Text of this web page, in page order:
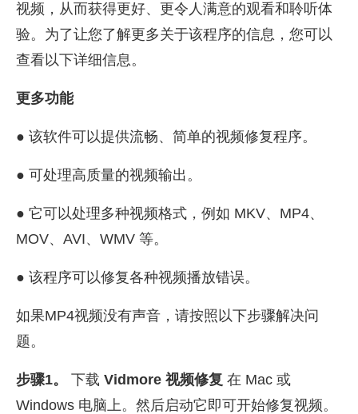
视频，从而获得更好、更令人满意的观看和聆听体
验。为了让您了解更多关于该程序的信息，您可以
查看以下详细信息。
更多功能
● 该软件可以提供流畅、简单的视频修复程序。
● 可处理高质量的视频输出。
● 它可以处理多种视频格式，例如 MKV、MP4、
MOV、AVI、WMV 等。
● 该程序可以修复各种视频播放错误。
如果MP4视频没有声音，请按照以下步骤解决问
题。
步骤1。 下载 Vidmore 视频修复 在 Mac 或
Windows 电脑上。然后启动它即可开始修复视频。